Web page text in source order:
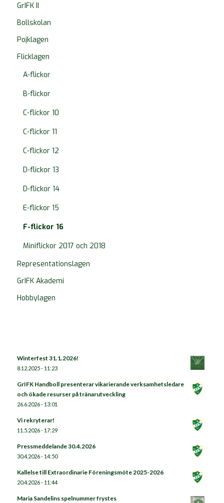
GrIFK II
Bollskolan
Pojklagen
Flicklagen
A-flickor
B-flickor
C-flickor 10
C-flickor 11
C-flickor 12
D-flickor 13
D-flickor 14
E-flickor 15
F-flickor 16
Miniflickor 2017 och 2018
Representationslagen
GrIFK Akademi
Hobbylagen
Winterfest 31.1.2026!
8.12.2025 - 11:23
GrIFK Handboll presenterar vikarierande verksamhetsledare
och ökade resurser på tränarutveckling
26.6.2026 - 13:01
Vi rekryterar!
11.5.2026 - 17:29
Pressmeddelande 30.4.2026
30.4.2026 - 14:50
Kallelse till Extraordinarie Föreningsmöte 2025-2026
20.4.2026 - 11:44
Maria Sandelins spelnummer frystes